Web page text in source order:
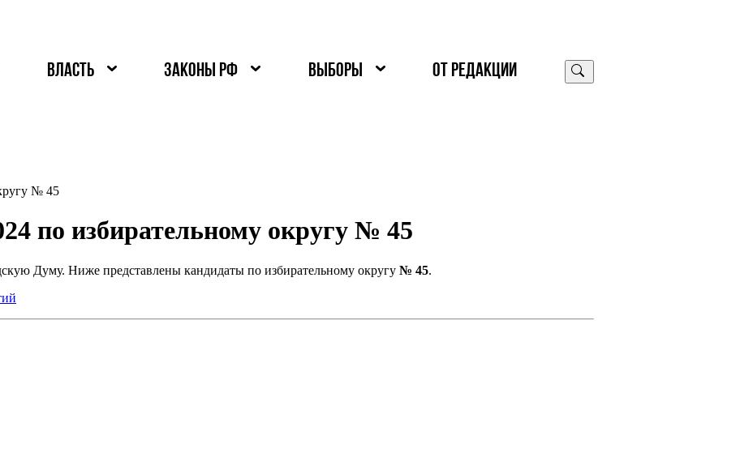
ВЛАСТЬ ЗАКОНЫ РФ ВЫБОРЫ ОТ РЕДАКЦИИ
№ 45
по избирательному округу № 45
Думу. Ниже представлены кандидаты по избирательному округу № 45.